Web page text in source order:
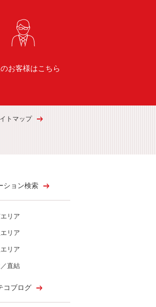
お客様はこちら
トマップ
ション検索
リア
リア
リア
直結
コブログ